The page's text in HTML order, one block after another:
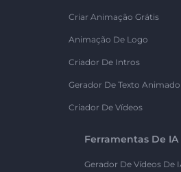
Criar Animação Grátis
Animação De Logo
Criador De Intros
Gerador De Texto Animado
Criador De Vídeos
Ferramentas De IA
Gerador De Vídeos De